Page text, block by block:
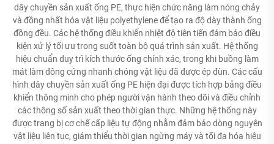
dây chuyền sản xuất ống PE, thực hiện chức năng làm nóng chảy
và đồng nhất hóa vật liệu polyethylene để tạo ra độ dày thành ống
đồng đều. Các hệ thống điều khiển nhiệt độ tiên tiến đảm bảo điều
kiện xử lý tối ưu trong suốt toàn bộ quá trình sản xuất. Hệ thống
hiệu chuẩn duy trì kích thước ống chính xác, trong khi buồng làm
mát làm đông cứng nhanh chóng vật liệu đã được ép đùn. Các cấu
hình dây chuyền sản xuất ống PE hiện đại được tích hợp bảng điều
khiển thông minh cho phép người vận hành theo dõi và điều chỉnh
các thông số sản xuất theo thời gian thực. Những hệ thống này
được trang bị cơ chế cấp liệu tự động nhằm đảm bảo dòng nguyên
vật liệu liên tục, giảm thiểu thời gian ngừng máy và tối đa hóa hiệu